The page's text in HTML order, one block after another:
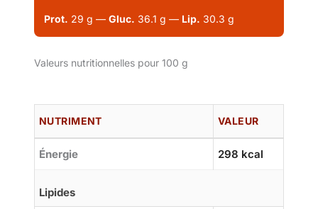
Prot. 29 g — Gluc. 36.1 g — Lip. 30.3 g
Valeurs nutritionnelles pour 100 g
NUTRIMENT VALEUR
Énergie 298 kcal
Lipides